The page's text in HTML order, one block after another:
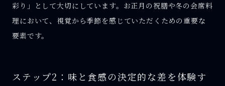
彩り」として大切にしています。お正月の祝膳や冬の会席料
理において、視覚から季節を感じていただくための重要な
要素です。
ステップ2：味と食感の決定的な差を体験す